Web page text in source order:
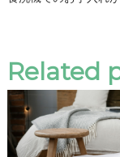
Related